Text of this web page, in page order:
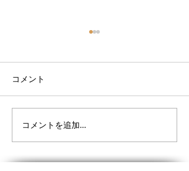
9月サーフスクールスケジ
ュール
コメント
コメントを追加…